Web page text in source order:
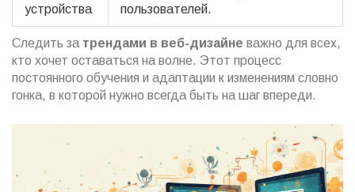
устройства
пользователей.
Следить за трендами в веб-дизайне важно для всех,
кто хочет оставаться на волне. Этот процесс
постоянного обучения и адаптации к изменениям словно
гонка, в которой нужно всегда быть на шаг впереди.